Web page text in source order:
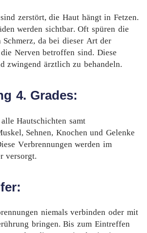
zerstört, die Haut hängt in Fetzen.
werden sichtbar. Oft spüren die
da bei dieser Art der
Nerven betroffen sind. Diese
zwingend ärztlich zu behandeln.
4. Grades:
Hautschichten samt
Sehnen, Knochen und Gelenke
Verbrennungen werden im
versorgt.
niemals verbinden oder mit
bringen. Bis zum Eintreffen